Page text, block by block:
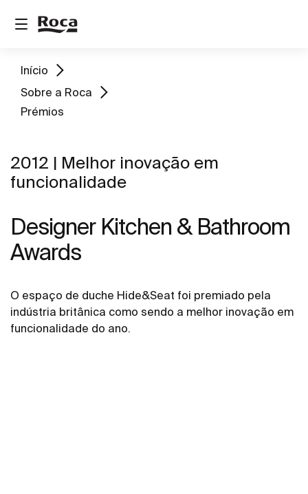
Início
Sobre a Roca
Prémios
2012 | Melhor inovação em
funcionalidade
Designer Kitchen & Bathroom
Awards
O espaço de duche Hide&Seat foi premiado pela
indústria britânica como sendo a melhor inovação em
funcionalidade do ano.